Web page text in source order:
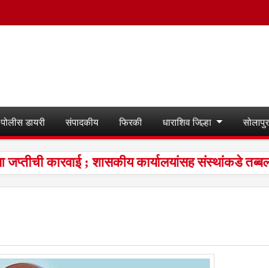
पोलीस डायरी संपादकीय फिरकी धाराशिव जिल्हा
कारवाई ; शासकीय कार्यालयांसह संस्थांकडे तब्बल